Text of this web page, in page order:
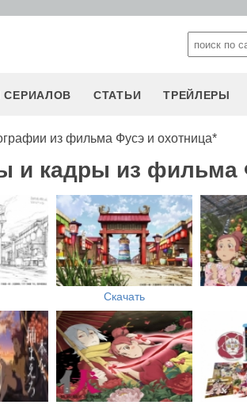
СТАТЬИ ТРЕЙЛЕРЫ
из фильма Фусэ и охотница*
и кадры из фильма
Скачать